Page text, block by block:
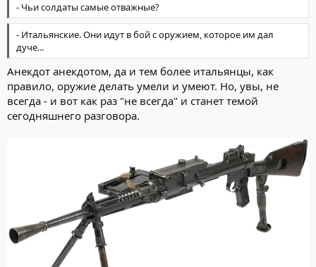
- Чьи солдаты самые отважные?
- Итальянские. Они идут в бой с оружием, которое им дал
дуче...
Анекдот анекдотом, да и тем более итальянцы, как
правило, оружие делать умели и умеют. Но, увы, не
всегда - и вот как раз "не всегда" и станет темой
сегодняшнего разговора.